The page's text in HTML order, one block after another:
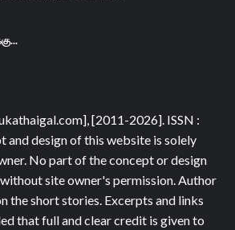
[2011-2026]. ISSN :
and design of this website is solely
No part of the concept or design
site owner's permission. Author
the short stories. Excerpts and links
that full and clear credit is given to